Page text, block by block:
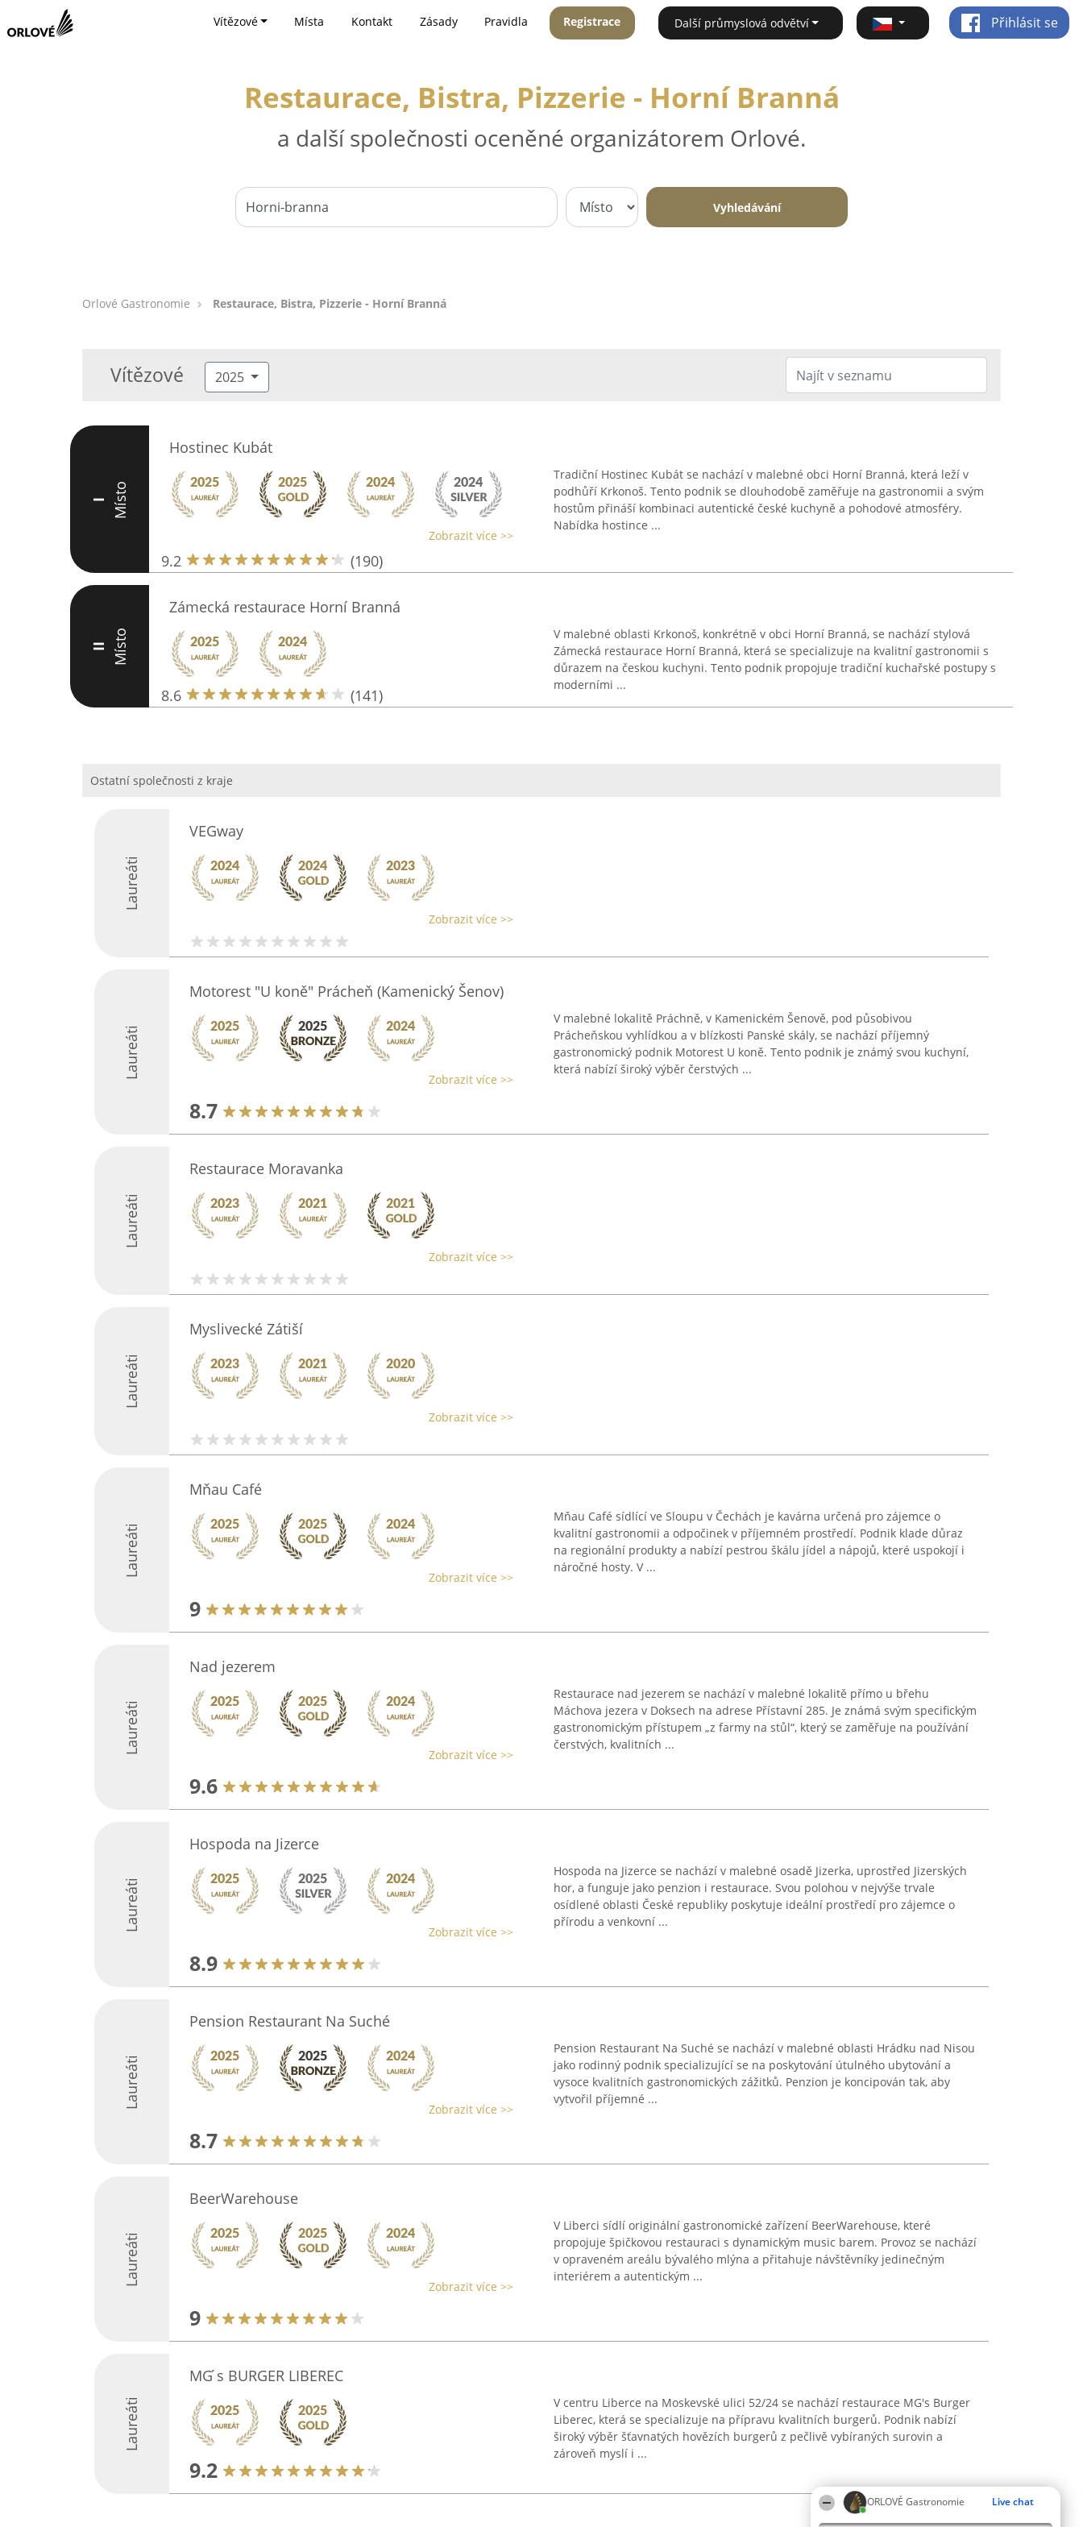
ORLOVÉ Gastronomie Live chat
Vítězové Místa Kontakt Zásady Pravidla Registrace Další průmyslová odvětví Přihlásit se
Restaurace, Bistra, Pizzerie - Horní Branná
a další společnosti oceněné organizátorem Orlové.
Vyhledávání
Orlové Gastronomie Restaurace, Bistra, Pizzerie - Horní Branná
Vítězové 2025
I Místo
Hostinec Kubát
Zobrazit více >>
9.2 (190)
Tradiční Hostinec Kubát se nachází v malebné obci Horní Branná, která leží v
podhůří Krkonoš. Tento podnik se dlouhodobě zaměřuje na gastronomii a svým
hostům přináší kombinaci autentické české kuchyně a pohodové atmosféry.
Nabídka hostince ...
II Místo
Zámecká restaurace Horní Branná
8.6 (141)
V malebné oblasti Krkonoš, konkrétně v obci Horní Branná, se nachází stylová
Zámecká restaurace Horní Branná, která se specializuje na kvalitní gastronomii s
důrazem na českou kuchyni. Tento podnik propojuje tradiční kuchařské postupy s
moderními ...
Ostatní společnosti z kraje
Laureáti
VEGway
Zobrazit více >>
Laureáti
Motorest "U koně" Prácheň (Kamenický Šenov)
Zobrazit více >>
8.7
V malebné lokalitě Práchně, v Kamenickém Šenově, pod působivou
Prácheňskou vyhlídkou a v blízkosti Panské skály, se nachází příjemný
gastronomický podnik Motorest U koně. Tento podnik je známý svou kuchyní,
která nabízí široký výběr čerstvých ...
Laureáti
Restaurace Moravanka
Zobrazit více >>
Laureáti
Myslivecké Zátiší
Zobrazit více >>
Laureáti
Mňau Café
Zobrazit více >>
9
Mňau Café sídlící ve Sloupu v Čechách je kavárna určená pro zájemce o
kvalitní gastronomii a odpočinek v příjemném prostředí. Podnik klade důraz
na regionální produkty a nabízí pestrou škálu jídel a nápojů, které uspokojí i
náročné hosty. V ...
Laureáti
Nad jezerem
Zobrazit více >>
9.6
Restaurace nad jezerem se nachází v malebné lokalitě přímo u břehu
Máchova jezera v Doksech na adrese Přístavní 285. Je známá svým specifickým
gastronomickým přístupem „z farmy na stůl“, který se zaměřuje na používání
čerstvých, kvalitních ...
Laureáti
Hospoda na Jizerce
Zobrazit více >>
8.9
Hospoda na Jizerce se nachází v malebné osadě Jizerka, uprostřed Jizerských
hor, a funguje jako penzion i restaurace. Svou polohou v nejvýše trvale
osídlené oblasti České republiky poskytuje ideální prostředí pro zájemce o
přírodu a venkovní ...
Laureáti
Pension Restaurant Na Suché
Zobrazit více >>
8.7
Pension Restaurant Na Suché se nachází v malebné oblasti Hrádku nad Nisou
jako rodinný podnik specializující se na poskytování útulného ubytování a
vysoce kvalitních gastronomických zážitků. Penzion je koncipován tak, aby
vytvořil příjemné ...
Laureáti
BeerWarehouse
Zobrazit více >>
9
V Liberci sídlí originální gastronomické zařízení BeerWarehouse, které
propojuje špičkovou restauraci s dynamickým music barem. Provoz se nachází
v opraveném areálu bývalého mlýna a přitahuje návštěvníky jedinečným
interiérem a autentickým ...
Laureáti
MG ́s BURGER LIBEREC
9.2
V centru Liberce na Moskevské ulici 52/24 se nachází restaurace MG's Burger
Liberec, která se specializuje na přípravu kvalitních burgerů. Podnik nabízí
široký výběr šťavnatých hovězích burgerů z pečlivě vybíraných surovin a
zároveň myslí i ...